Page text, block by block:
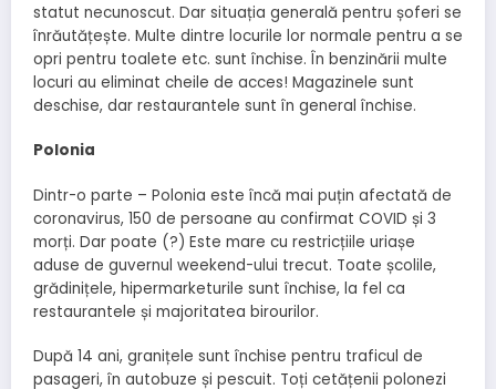
statut necunoscut. Dar situația generală pentru șoferi se
înrăutățește. Multe dintre locurile lor normale pentru a se
opri pentru toalete etc. sunt închise. În benzinării multe
locuri au eliminat cheile de acces! Magazinele sunt
deschise, dar restaurantele sunt în general închise.
Polonia
Dintr-o parte – Polonia este încă mai puțin afectată de
coronavirus, 150 de persoane au confirmat COVID și 3
morți. Dar poate (?) Este mare cu restricțiile uriașe
aduse de guvernul weekend-ului trecut. Toate școlile,
grădinițele, hipermarketurile sunt închise, la fel ca
restaurantele și majoritatea birourilor.
După 14 ani, granițele sunt închise pentru traficul de
pasageri, în autobuze și pescuit. Toți cetățenii polonezi